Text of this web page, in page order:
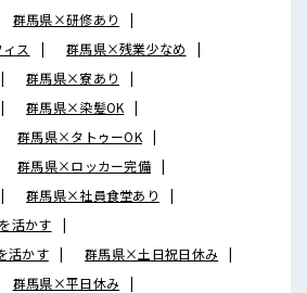
群馬県×研修あり
ス
群馬県×残業少なめ
群馬県×寮あり
群馬県×染髪OK
群馬県×タトゥーOK
群馬県×ロッカー完備
群馬県×社員食堂あり
活かす
活かす
群馬県×土日祝日休み
群馬県×平日休み